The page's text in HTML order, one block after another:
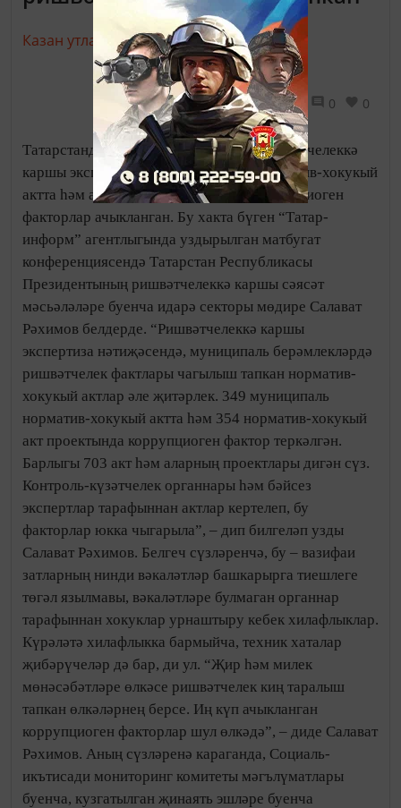
Казан утлары, 15 ноябрь 2017 - 12:50
772 0 0
Татарстанда 2017 елда уздырылган ришвәтчелеккә
каршы экспертиза барышында 703 норматив-хокукый
актта һәм аларның проектларында коррупциоген
факторлар ачыкланган. Бу хакта бүген “Татар-
информ” агентлыгында уздырылган матбугат
конференциясендә Татарстан Республикасы
Президентының ришвәтчелеккә каршы сәясәт
мәсьәләләре буенча идарә секторы мөдире Салават
Рәхимов белдерде. “Ришвәтчелеккә каршы
экспертиза нәтиҗәсендә, муниципаль берәмлекләрдә
ришвәтчелек фактлары чагылыш тапкан норматив-
хокукый актлар әле җитәрлек. 349 муниципаль
норматив-хокукый актта һәм 354 норматив-хокукый
акт проектында коррупциоген фактор теркәлгән.
Барлыгы 703 акт һәм аларның проектлары дигән сүз.
Контроль-күзәтчелек органнары һәм бәйсез
экспертлар тарафыннан актлар кертелеп, бу
факторлар юкка чыгарыла”, – дип билгеләп узды
Салават Рәхимов. Белгеч сүзләренчә, бу – вазифаи
затларның нинди вәкаләтләр башкарырга тиешлеге
төгәл язылмавы, вәкаләтләре булмаган органнар
тарафыннан хокуклар урнаштыру кебек хилафлыклар.
Күрәләтә хилафлыкка бармыйча, техник хаталар
җибәрүчеләр дә бар, ди ул. “Җир һәм милек
мөнәсәбәтләре өлкәсе ришвәтчелек киң таралыш
тапкан өлкәләрнең берсе. Иң күп ачыкланган
коррупциоген факторлар шул өлкәдә”, – диде Салават
Рәхимов. Аның сүзләренә караганда, Социаль-
икътисади мониторинг комитеты мәгълүматлары
буенча, кузгатылган җинаять эшләре буенча